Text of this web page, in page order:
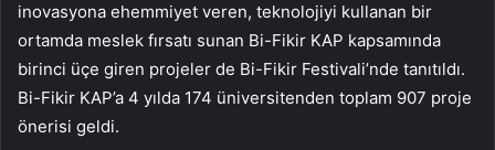
inovasyona ehemmiyet veren, teknolojiyi kullanan bir
ortamda meslek fırsatı sunan Bi-Fikir KAP kapsamında
birinci üçe giren projeler de Bi-Fikir Festivali’nde tanıtıldı.
Bi-Fikir KAP’a 4 yılda 174 üniversitenden toplam 907 proje
önerisi geldi.